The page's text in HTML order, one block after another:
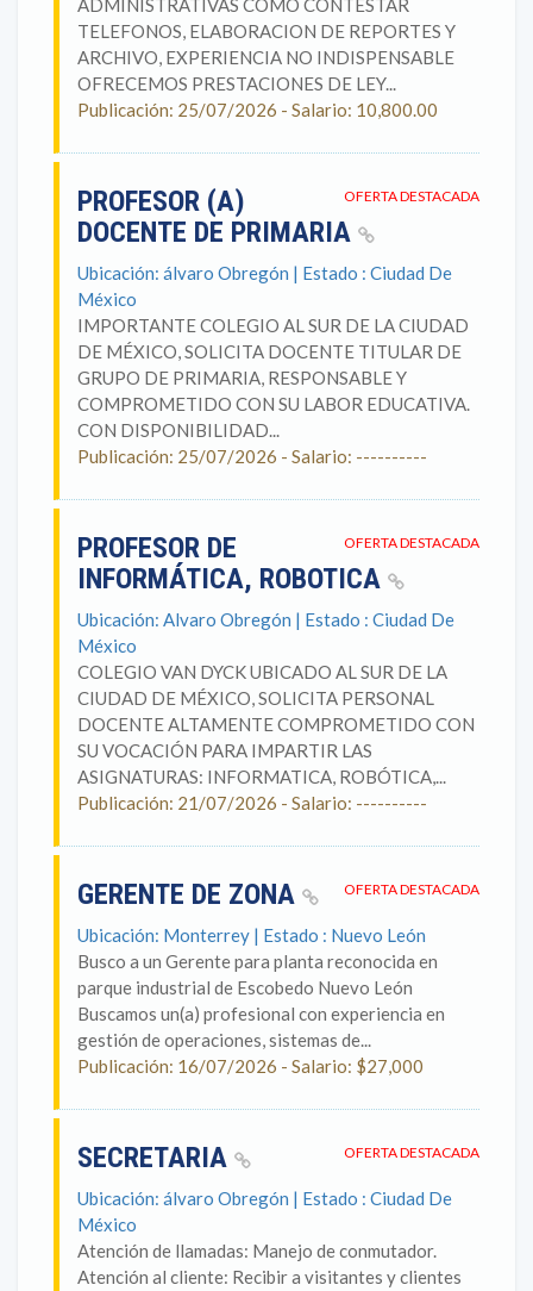
ADMINISTRATIVAS COMO CONTESTAR
TELEFONOS, ELABORACION DE REPORTES Y
ARCHIVO, EXPERIENCIA NO INDISPENSABLE
OFRECEMOS PRESTACIONES DE LEY...
Publicación: 25/07/2026 - Salario: 10,800.00
OFERTA DESTACADA
PROFESOR (A)
DOCENTE DE PRIMARIA
Ubicación: álvaro Obregón | Estado : Ciudad De
México
IMPORTANTE COLEGIO AL SUR DE LA CIUDAD
DE MÉXICO, SOLICITA DOCENTE TITULAR DE
GRUPO DE PRIMARIA, RESPONSABLE Y
COMPROMETIDO CON SU LABOR EDUCATIVA.
CON DISPONIBILIDAD...
Publicación: 25/07/2026 - Salario: ----------
OFERTA DESTACADA
PROFESOR DE
INFORMÁTICA, ROBOTICA
Ubicación: Alvaro Obregón | Estado : Ciudad De
México
COLEGIO VAN DYCK UBICADO AL SUR DE LA
CIUDAD DE MÉXICO, SOLICITA PERSONAL
DOCENTE ALTAMENTE COMPROMETIDO CON
SU VOCACIÓN PARA IMPARTIR LAS
ASIGNATURAS: INFORMATICA, ROBÓTICA,...
Publicación: 21/07/2026 - Salario: ----------
OFERTA DESTACADA
GERENTE DE ZONA
Ubicación: Monterrey | Estado : Nuevo León
Busco a un Gerente para planta reconocida en
parque industrial de Escobedo Nuevo León
Buscamos un(a) profesional con experiencia en
gestión de operaciones, sistemas de...
Publicación: 16/07/2026 - Salario: $27,000
OFERTA DESTACADA
SECRETARIA
Ubicación: álvaro Obregón | Estado : Ciudad De
México
Atención de llamadas: Manejo de conmutador.
Atención al cliente: Recibir a visitantes y clientes